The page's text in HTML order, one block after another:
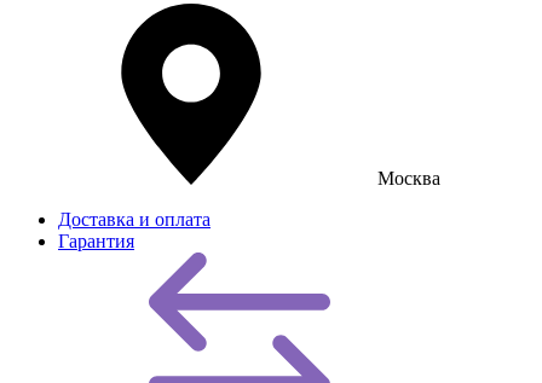
Москва
Доставка и оплата
Гарантия